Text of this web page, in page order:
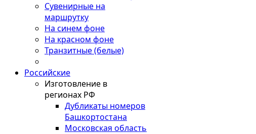
Сувенирные на
маршрутку
На синем фоне
На красном фоне
Транзитные (белые)
Российские
Изготовление в
регионах РФ
Дубликаты номеров
Башкортостана
Московская область